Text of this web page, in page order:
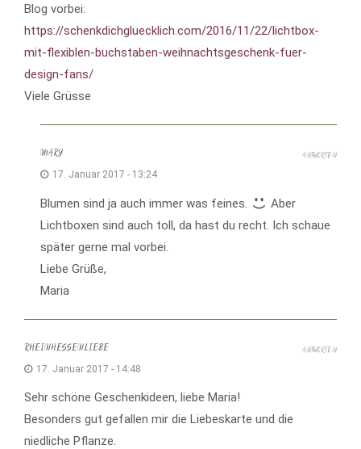
Blog vorbei:
https://schenkdichgluecklich.com/2016/11/22/lichtbox-
mit-flexiblen-buchstaben-weihnachtsgeschenk-fuer-
design-fans/
Viele Grüsse
MARY
17. Januar 2017 - 13:24
Blumen sind ja auch immer was feines.
Aber
Lichtboxen sind auch toll, da hast du recht. Ich schaue
später gerne mal vorbei.
Liebe Grüße,
Maria
ANTWORTEN
RHEINHESSENLIEBE
17. Januar 2017 - 14:48
Sehr schöne Geschenkideen, liebe Maria!
Besonders gut gefallen mir die Liebeskarte und die
niedliche Pflanze.
ANTWORTEN